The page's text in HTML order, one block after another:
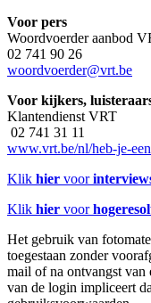
Voor pers
Woordvoerder aanbod
02 741 90 26
woordvoerder@vrt.be
Voor kijkers,
Klantendienst VRT
02 741 31 11
www.vrt.be/nl/heb-je-
Klik hier voor
Klik hier voor
Het gebruik van
toegestaan zonder
mail of na ontvangst van
van de login impliceert